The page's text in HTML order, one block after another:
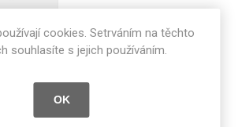
desky
cookies. Setrváním na těchto
souhlasíte s jejich používáním.
OK